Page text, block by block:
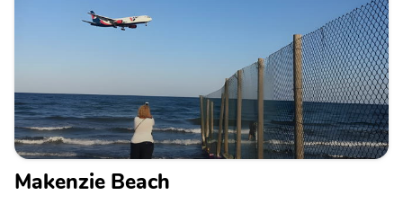
Makenzie Beach